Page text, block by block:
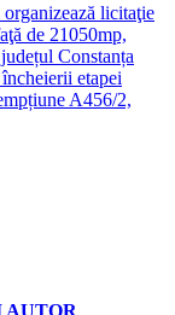
licitaţie
de 21050mp,
Constanța
etapei
A456/2,
AUTOR